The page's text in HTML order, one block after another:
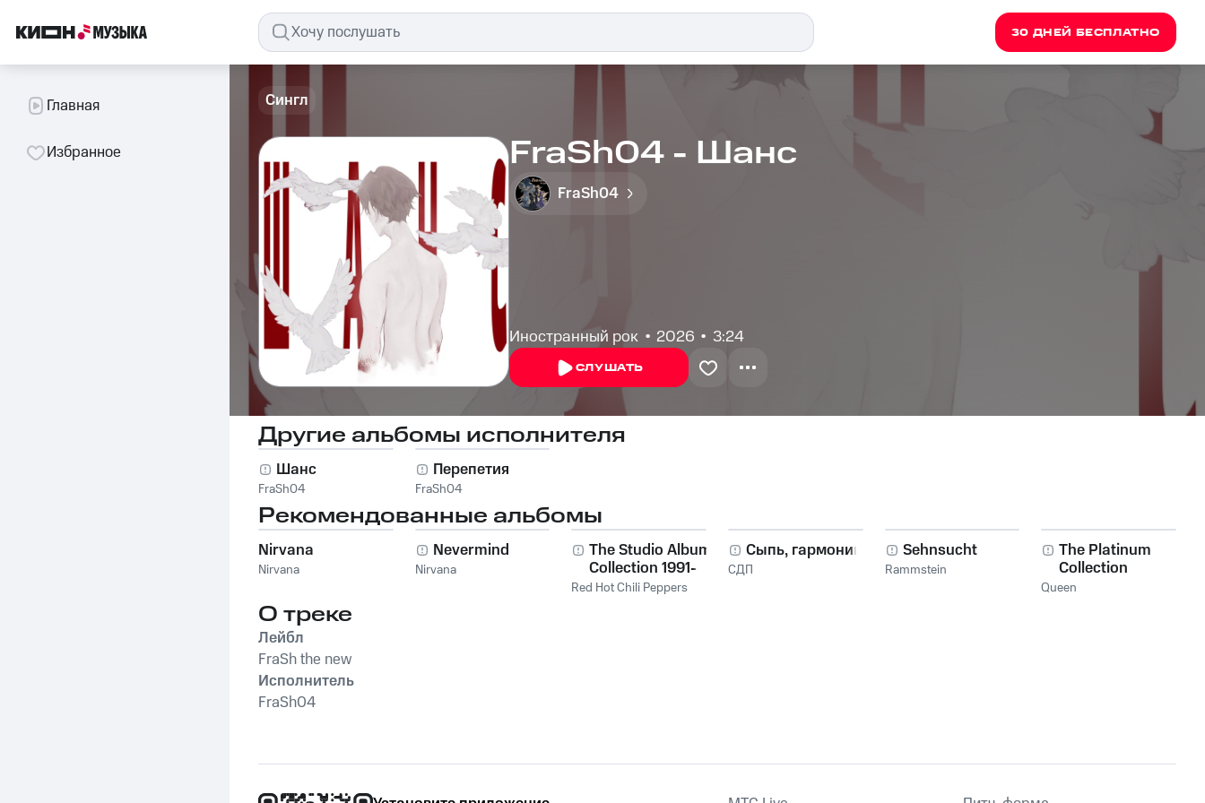
30 ДНЕЙ БЕСПЛАТНО
Главная
Избранное
Сингл
FraSh04 - Шанс
FraSh04
Иностранный рок 2026 3:24
СЛУШАТЬ
Другие альбомы исполнителя
Шанс
FraSh04
Перепетия
FraSh04
Рекомендованные альбомы
Nirvana
Nirvana
Nevermind
Nirvana
The Studio Album
Collection 1991-
2011
Red Hot Chili Peppers
Сыпь, гармоника!
СДП
Sehnsucht
Rammstein
The Platinum
Collection
Queen
О треке
Лейбл
FraSh the new
Исполнитель
FraSh04